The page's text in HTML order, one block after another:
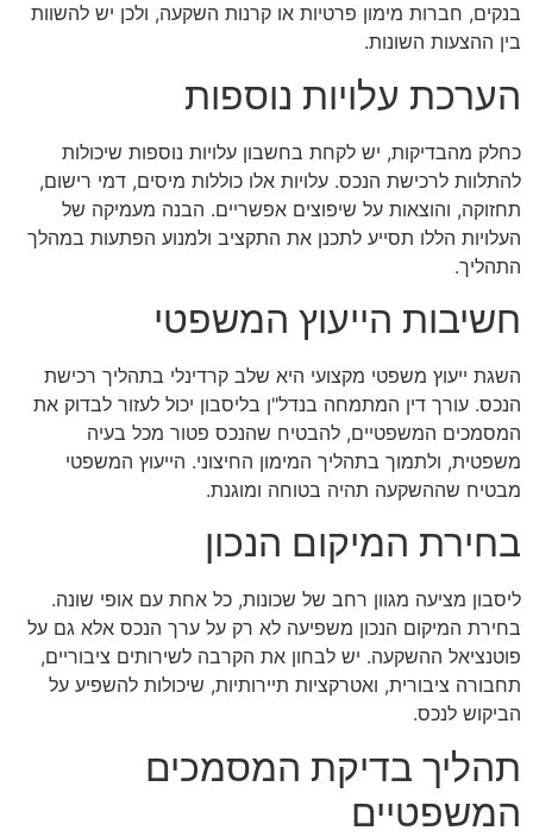
בנקים, חברות מימון פרטיות או קרנות השקעה, ולכן יש להשוות
בין ההצעות השונות.
הערכת עלויות נוספות
כחלק מהבדיקות, יש לקחת בחשבון עלויות נוספות שיכולות
להתלוות לרכישת הנכס. עלויות אלו כוללות מיסים, דמי רישום,
תחזוקה, והוצאות על שיפוצים אפשריים. הבנה מעמיקה של
העלויות הללו תסייע לתכנן את התקציב ולמנוע הפתעות במהלך
התהליך.
חשיבות הייעוץ המשפטי
השגת ייעוץ משפטי מקצועי היא שלב קרדינלי בתהליך רכישת
הנכס. עורך דין המתמחה בנדל"ן בליסבון יכול לעזור לבדוק את
המסמכים המשפטיים, להבטיח שהנכס פטור מכל בעיה
משפטית, ולתמוך בתהליך המימון החיצוני. הייעוץ המשפטי
מבטיח שההשקעה תהיה בטוחה ומוגנת.
בחירת המיקום הנכון
ליסבון מציעה מגוון רחב של שכונות, כל אחת עם אופי שונה.
בחירת המיקום הנכון משפיעה לא רק על ערך הנכס אלא גם על
פוטנציאל ההשקעה. יש לבחון את הקרבה לשירותים ציבוריים,
תחבורה ציבורית, ואטרקציות תיירותיות, שיכולות להשפיע על
הביקוש לנכס.
תהליך בדיקת המסמכים
המשפטיים